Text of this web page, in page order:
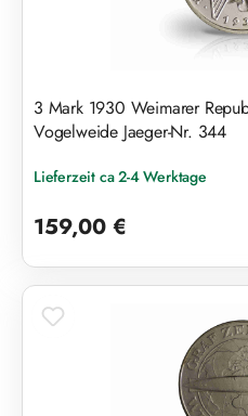
3 Mark 1930 Weimarer
Vogelweide Jaeger-Nr. 344
Lieferzeit ca 2-4 Werktage
159,00 €